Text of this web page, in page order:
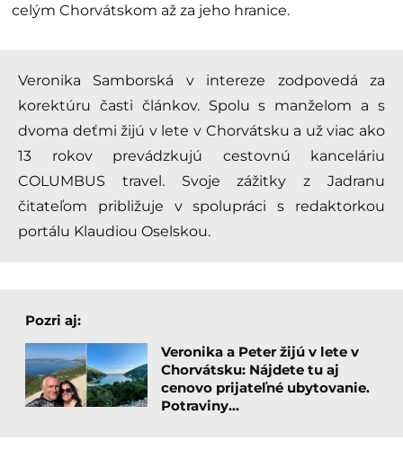
celým Chorvátskom až za jeho hranice.
Veronika Samborská v intereze zodpovedá za
korektúru časti článkov. Spolu s manželom a s
dvoma deťmi žijú v lete v Chorvátsku a už viac ako
13 rokov prevádzkujú cestovnú kanceláriu
COLUMBUS travel. Svoje zážitky z Jadranu
čitateľom približuje v spolupráci s redaktorkou
portálu Klaudiou Oselskou.
Pozri aj:
Veronika a Peter žijú v lete v
Chorvátsku: Nájdete tu aj
cenovo prijateľné ubytovanie.
Potraviny…